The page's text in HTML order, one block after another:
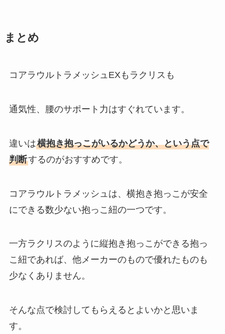
まとめ
コアラウルトラメッシュEXもラクリスも
通気性、腰のサポート力はすぐれています。
違いは横抱き抱っこがいるかどうか、という点で
判断するのがおすすめです。
コアラウルトラメッシュは、横抱き抱っこが安全
にできる数少ない抱っこ紐の一つです。
一方ラクリスのように縦抱き抱っこができる抱っ
こ紐であれば、他メーカーのもので優れたものも
少なくありません。
そんな点で検討してもらえるとよいかと思いま
す。